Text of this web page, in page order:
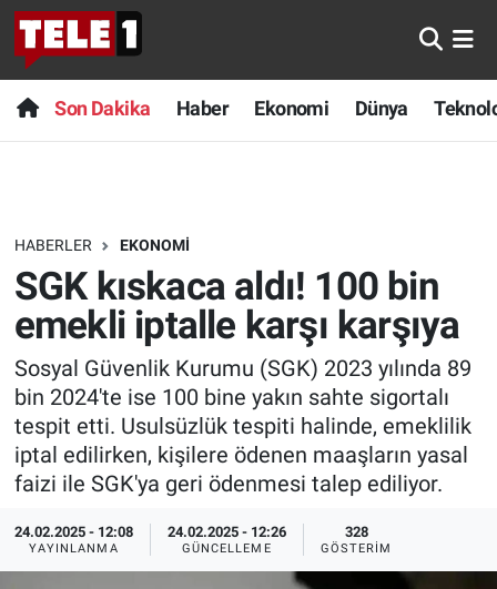
Son Dakika Haber Ekonomi Dünya
HABERLER EKONOMI
SGK kıskaca aldı! 100 bin
emekli iptalle karşı karşıya
Sosyal Güvenlik Kurumu (SGK) 2023 yılında 89
bin 2024'te ise 100 bine yakın sahte sigortalı
tespit etti. Usulsüzlük tespiti halinde, emeklilik
iptal edilirken, kişilere ödenen maaşların yasal
faizi ile SGK'ya geri ödenmesi talep ediliyor.
24.02.2025 - 12:08
YAYINLANMA
24.02.2025 - 12:26
GÜNCELLEME
328
GÖSTERIM
Anında Manşet
Başka Sohbetler
Bilim turu
Bilim ve Teknoloji Evreni
Doğa Konuşuyor
Dünya
Ege Saati
Ege'den Esintiler
Son Dakika
Haber
Dünya
Teknoloji
Sağlık
Spor
Yayın Akışı
İletişim
Nöbetçi Eczaneler
Hava Durumu
Trafik Durumu
Süper Lig Puan Durumu ve Fikstür
Tüm Manşetler
Son Dakika Haberleri
Haber Arşivi